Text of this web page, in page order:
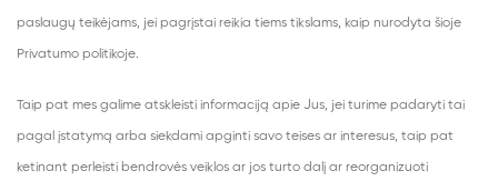
paslaugų teikėjams, jei pagrįstai reikia tiems tikslams, kaip nurodyta šioje
Privatumo politikoje.
Taip pat mes galime atskleisti informaciją apie Jus, jei turime padaryti tai
pagal įstatymą arba siekdami apginti savo teises ar interesus, taip pat
ketinant perleisti bendrovės veiklos ar jos turto dalį ar reorganizuoti